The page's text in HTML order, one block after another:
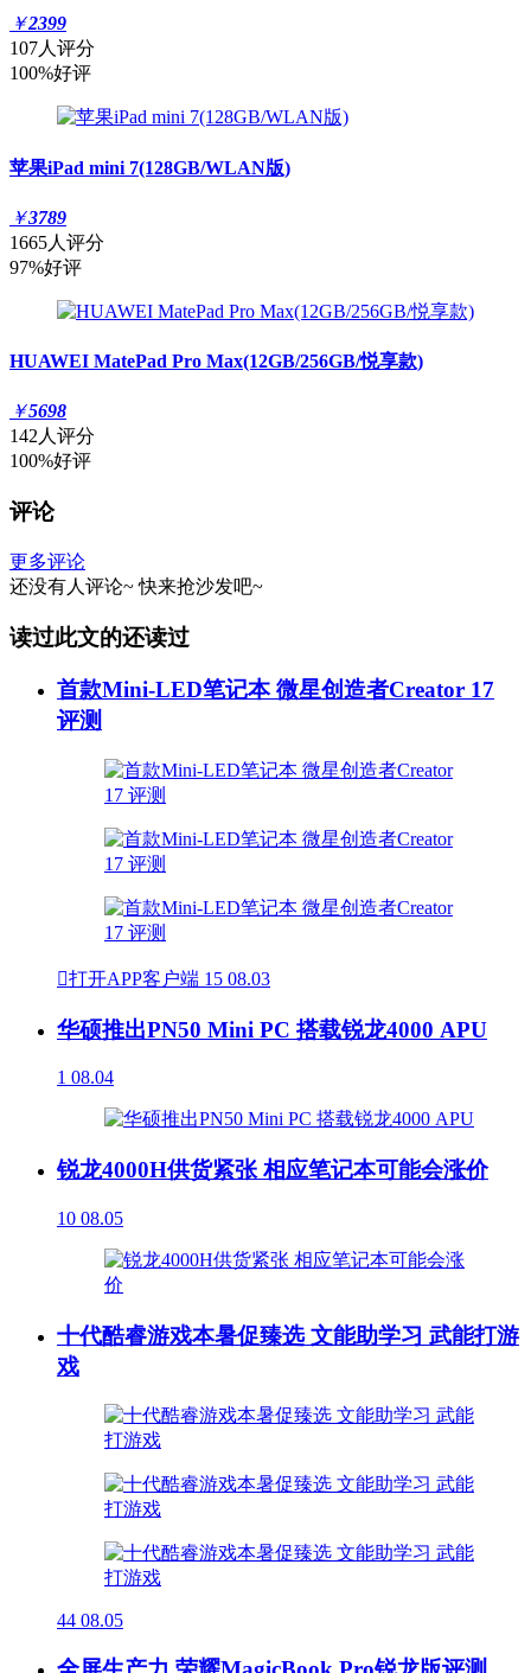
￥2399
107人评分
100%好评
苹果iPad mini 7(128GB/WLAN版)
￥3789
1665人评分
97%好评
HUAWEI MatePad Pro Max(12GB/256GB/悦享款)
￥5698
142人评分
100%好评
评论
更多评论
还没有人评论~ 快来抢沙发吧~
读过此文的还读过
首款Mini-LED笔记本 微星创造者Creator 17
评测
打开APP客户端 15 08.03
华硕推出PN50 Mini PC 搭载锐龙4000 APU
1 08.04
锐龙4000H供货紧张 相应笔记本可能会涨价
10 08.05
十代酷睿游戏本暑促臻选 文能助学习 武能打游
戏
44 08.05